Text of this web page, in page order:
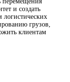
и создать
грузов,
клиентам